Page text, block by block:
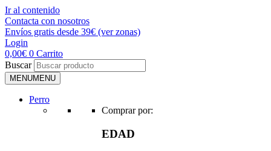
Ir al contenido
Contacta con nosotros
Envíos gratis desde 39€ (ver zonas)
Login
0,00€ 0 Carrito
Buscar
MENUMENU
Perro
Comprar por:
EDAD